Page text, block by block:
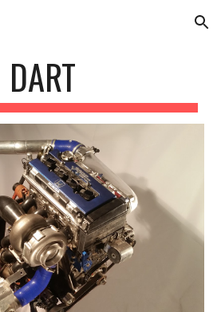
Skip to navigation
DART